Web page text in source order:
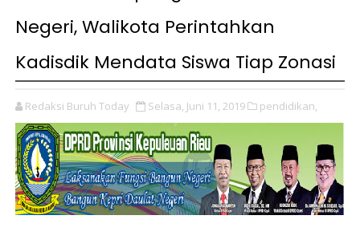
Negeri, Walikota Perintahkan
Kadisdik Mendata Siswa Tiap Zonasi
Redaksi Buruh Today Selasa, Juni 11, 2019 pendidikan,